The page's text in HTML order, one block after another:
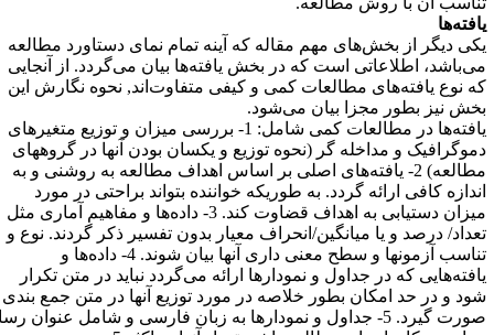
دیگر از بخش‌های مهم مقاله که آینه تمام نمای دستاورد مطالعه
اطلاعاتی است که در بخش یافته‌ها بیان می‌گردد. از آنجایی
نوع یافته‌های مطالعات کمی و کیفی متفاوت‌اند, نحوه نگارش این
نیز بطور مجزا بیان می‌شود.
یافته‌ها در مطالعات کمی شامل: 1- بررسی میزان و توزیع متغیرهای
و مداخله گر (نحوه توزیع و یکسان بودن آنها در گروههای
مطالعه) 2- یافته‌های اصلی بر اساس اهداف مطالعه به روشنی و به
کافی ارائه گردد. به طوریکه خواننده بتواند براحتی در مورد
میزان دستیابی به اهداف قضاوت کند. 3- داده‌ها و مفاهیم آماری مثل
درصد و یا میانگین/انحراف معیار بدون تفسیر ذکر گردند. نوع و
تناسب آزمونها و سطح معنی داری آنها بیان شوند. 4- داده‌ها و
که در جداول و نمودارها ارائه می‌گردد نباید در متن تکرار
و در حد امکان بطور خلاصه در مورد توزیع آنها در متن جمع بندی
صورت گیرد. 5- جداول و نمودارها به زبان فارسی و شامل عنوان رسا،